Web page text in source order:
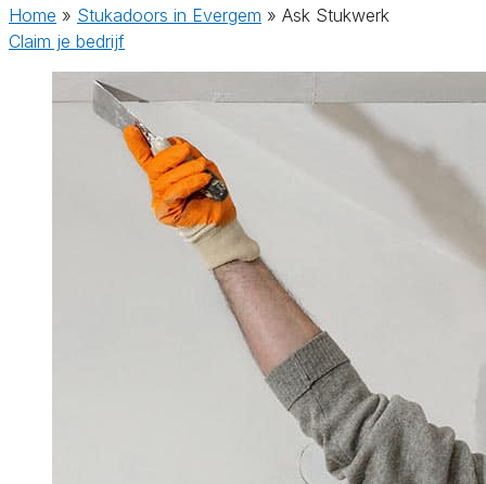
Home » Stukadoors in Evergem » Ask Stukwerk
Claim je bedrijf